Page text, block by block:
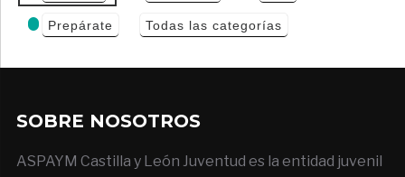
Prepárate Todas las categorías
SOBRE NOSOTROS
ASPAYM Castilla y León Juventud es la entidad juvenil